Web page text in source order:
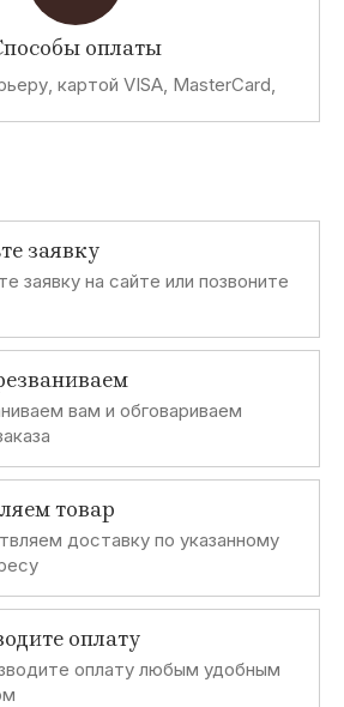
оплаты
картой VISA, MasterCard,
заявку
заявку на сайте или позвоните
вам и обговариваем
товар
доставку по указанному
оплату
оплату любым удобным